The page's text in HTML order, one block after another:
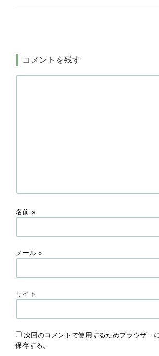
コメントを残す
名前 ※
メール ※
サイト
次回のコメントで使用するためブラウザー
保存する。